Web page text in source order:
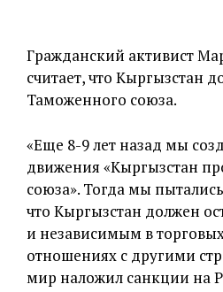
Гражданский активист
считает, что Кыргызстан
Таможенного союза.
«Еще 8-9 лет назад мы
движения «Кыргызстан
союза». Тогда мы
что Кыргызстан должен
и независимым в
отношениях с другими
мир наложил санкции на